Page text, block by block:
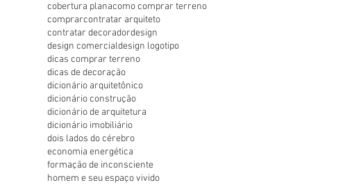
cobertura planacomo comprar terreno
comprarcontratar arquiteto
contratar decoradordesign
design comercialdesign logotipo
dicas comprar terreno
dicas de decoração
dicionário arquitetônico
dicionário construção
dicionário de arquitetura
dicionário imobiliário
dois lados do cérebro
economia energética
formação de inconsciente
homem e seu espaço vivido